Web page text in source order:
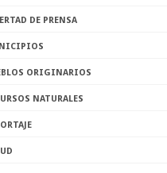
DE PRENSA
ORIGINARIOS
NATURALES